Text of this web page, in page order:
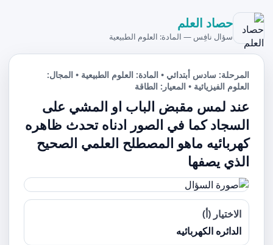
حصاد العلم
سؤال نافِس — المادة: العلوم الطبيعية
المرحلة: سادس أبتدائي • المادة: العلوم الطبيعية • المجال:
العلوم الفيزيائية • المعيار: الطاقة
عند لمس مقبض الباب او المشي على
السجاد كما في الصور ادناه تحدث ظاهره
كهربائيه ماهو المصطلح العلمي الصحيح
الذي يصفها
الاختيار (أ)
الدائره الكهربائيه